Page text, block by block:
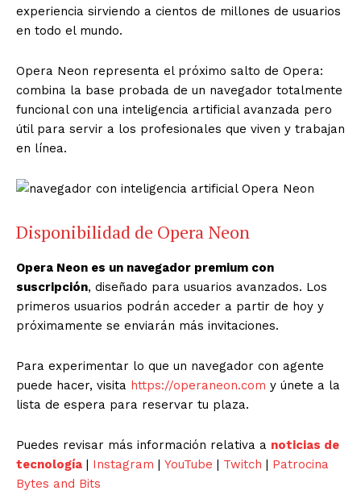
experiencia sirviendo a cientos de millones de usuarios
en todo el mundo.
Opera Neon representa el próximo salto de Opera:
combina la base probada de un navegador totalmente
funcional con una inteligencia artificial avanzada pero
útil para servir a los profesionales que viven y trabajan
en línea.
Disponibilidad de Opera Neon
Opera Neon es un navegador premium con
suscripción, diseñado para usuarios avanzados. Los
primeros usuarios podrán acceder a partir de hoy y
próximamente se enviarán más invitaciones.
Para experimentar lo que un navegador con agente
puede hacer, visita https://operaneon.com y únete a la
lista de espera para reservar tu plaza.
Puedes revisar más información relativa a noticias de
tecnología | Instagram | YouTube | Twitch | Patrocina
Bytes and Bits